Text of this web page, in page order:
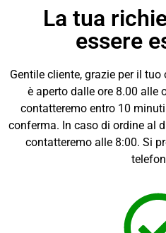
La tua
essere
Gentile cliente, grazie per il
è aperto dalle ore 8.00 alle
contatteremo entro 10 minuti
conferma. In caso di ordine al
contatteremo alle 8:00. Si